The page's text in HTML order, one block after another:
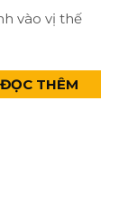
vào vị thế
ĐỌC THÊM